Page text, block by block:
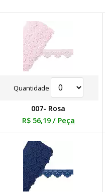
Quantidade
007- Rosa
R$ 56,19 / Peça